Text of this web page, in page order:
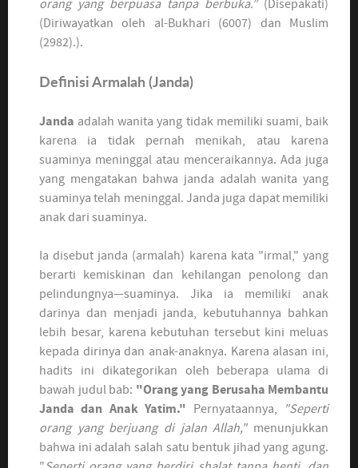
orang yang berpuasa tanpa berbuka.”(Disepakati)
(Diriwayatkan oleh al-Bukhari (6007) dan Muslim
(2982).).
Definisi Armalah (Janda)
Janda adalah wanita yang tidak memiliki suami, baik
karena ia tidak pernah menikah, atau karena
suaminya meninggal atau menceraikannya. Ada juga
yang mengatakan bahwa janda adalah wanita yang
suaminya telah meninggal. Janda juga dapat memiliki
anak dari suaminya.
Ia disebut janda (armalah) karena kata "irmal," yang
berarti kemiskinan dan kehilangan penolong dan
pelindungnya—suaminya. Jika ia memiliki anak
darinya dan menjadi janda, kebutuhannya bahkan
lebih besar, karena kebutuhan tersebut kini meluas
kepada dirinya dan anak-anaknya. Karena alasan ini,
hadits ini dikategorikan oleh beberapa ulama di
bawah judul bab: "Orang yang Berusaha Membantu
Janda dan Anak Yatim." Pernyataannya,
"Seperti
orang yang berjuang di jalan Allah,"menunjukkan
bahwa ini adalah salah satu bentuk jihad yang agung.